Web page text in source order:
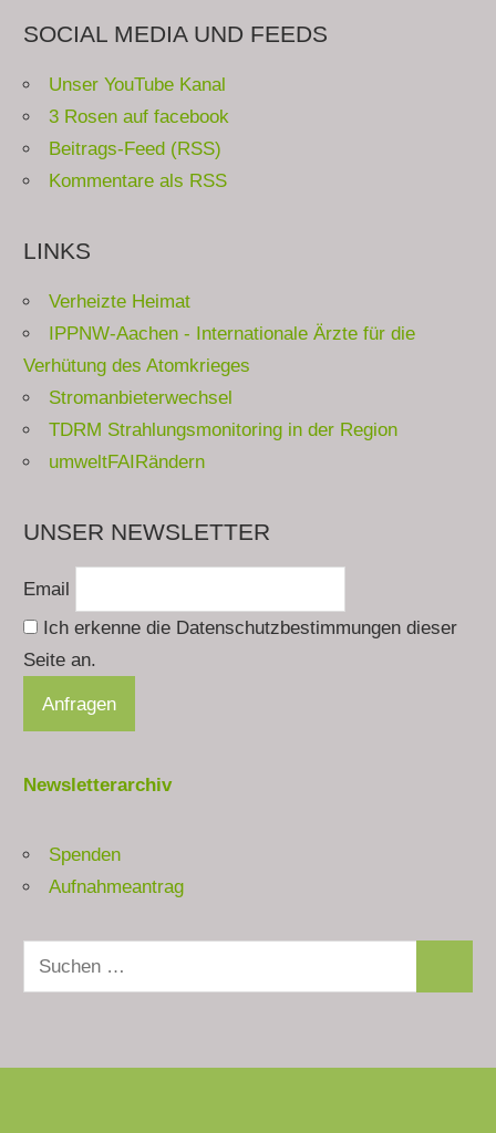
SOCIAL MEDIA UND FEEDS
Unser YouTube Kanal
3 Rosen auf facebook
Beitrags-Feed (RSS)
Kommentare als RSS
LINKS
Verheizte Heimat
IPPNW-Aachen - Internationale Ärzte für die
Verhütung des Atomkrieges
Stromanbieterwechsel
TDRM Strahlungsmonitoring in der Region
umweltFAIRändern
UNSER NEWSLETTER
Email
Ich erkenne die Datenschutzbestimmungen dieser
Seite an.
Newsletterarchiv
Spenden
Aufnahmeantrag
Suchen
nach: